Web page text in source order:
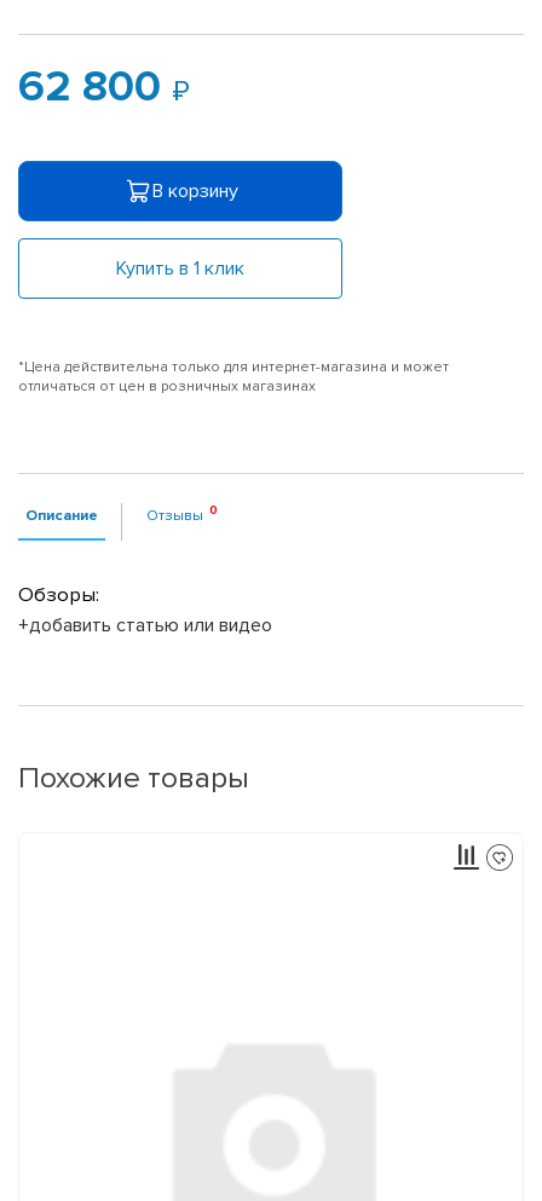
62 800
В корзину
Купить в 1 клик
*Цена действительна только для интернет-магазина и может
отличаться от цен в розничных магазинах
Описание Отзывы
Обзоры:
+добавить статью или видео
Похожие товары